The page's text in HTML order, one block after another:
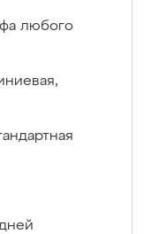
любого